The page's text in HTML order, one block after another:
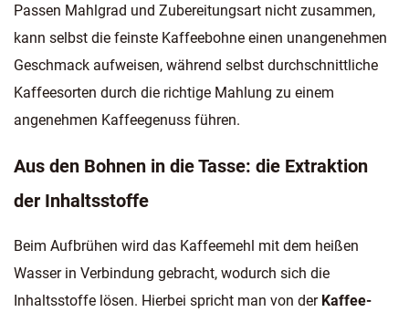
Passen Mahlgrad und Zubereitungsart nicht zusammen,
kann selbst die feinste Kaffeebohne einen unangenehmen
Geschmack aufweisen, während selbst durchschnittliche
Kaffeesorten durch die richtige Mahlung zu einem
angenehmen Kaffeegenuss führen.
Aus den Bohnen in die Tasse: die Extraktion
der Inhaltsstoffe
Beim Aufbrühen wird das Kaffeemehl mit dem heißen
Wasser in Verbindung gebracht, wodurch sich die
Inhaltsstoffe lösen. Hierbei spricht man von der Kaffee-